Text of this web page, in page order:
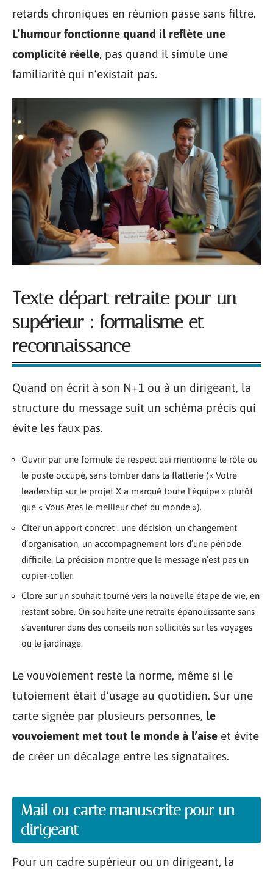
retards chroniques en réunion passe sans filtre.
L’humour fonctionne quand il reflète une
complicité réelle, pas quand il simule une
familiarité qui n’existait pas.
Texte départ retraite pour un
supérieur : formalisme et
reconnaissance
Quand on écrit à son N+1 ou à un dirigeant, la
structure du message suit un schéma précis qui
évite les faux pas.
Ouvrir par une formule de respect qui mentionne le rôle ou
le poste occupé, sans tomber dans la flatterie (« Votre
leadership sur le projet X a marqué toute l’équipe » plutôt
que « Vous êtes le meilleur chef du monde »).
Citer un apport concret : une décision, un changement
d’organisation, un accompagnement lors d’une période
difficile. La précision montre que le message n’est pas un
copier-coller.
Clore sur un souhait tourné vers la nouvelle étape de vie, en
restant sobre. On souhaite une retraite épanouissante sans
s’aventurer dans des conseils non sollicités sur les voyages
ou le jardinage.
Le vouvoiement reste la norme, même si le
tutoiement était d’usage au quotidien. Sur une
carte signée par plusieurs personnes, le
vouvoiement met tout le monde à l’aise et évite
de créer un décalage entre les signataires.
Mail ou carte manuscrite pour un
dirigeant
Pour un cadre supérieur ou un dirigeant, la